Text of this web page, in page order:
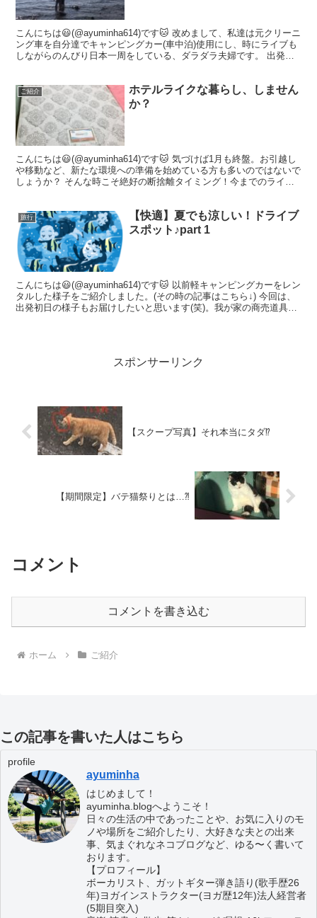
こんにちは😃(@ayuminha614)です🐱 改めまして、私達は元クリーニ
ング車を自分達でキャンピングカー(車中泊)使用にし、時にライブも
しながらのんびり日本一周をしている、ダラダラ夫婦です。 出発し
ご紹介
ホテルライクな暮らし、しません
か？
こんにちは😃(@ayuminha614)です🐱 気づけば1月も終盤。お引越し
や移動など、新たな環境への準備を始めている方も多いのではないで
しょうか？ そんな時こそ絶好の断捨離タイミング！今までのライフ
旅行
【快適】夏でも涼しい！ドライブ
スポット♪part 1
こんにちは😃(@ayuminha614)です🐱 以前軽キャンピングカーをレン
タルした様子をご紹介しました。(その時の記事はこちら↓) 今回は、
出発初日の様子もお届けしたいと思います(笑)。我が家の商売道具一
スポンサーリンク
【スクープ写真】それ本当にタダ⁉︎
【期間限定】バテ猫祭りとは…⁈
コメント
コメントを書き込む
ホーム ご紹介
この記事を書いた人はこちら
profile
ayuminha
はじめまして！
ayuminha.blogへようこそ！
日々の生活の中であったことや、お気に入りのモ
ノや場所をご紹介したり、大好きな夫との出来
事、気まぐれなネコブログなど、ゆる〜く書いて
おります。
【プロフィール】
ボーカリスト、ガットギター弾き語り(歌手歴26
年)ヨガインストラクター(ヨガ歴12年)法人経営者
(5期目突入)